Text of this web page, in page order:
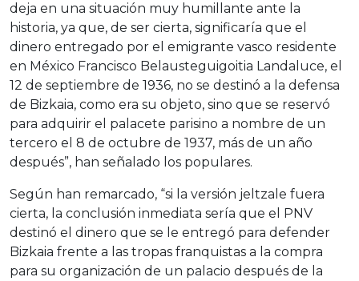
deja en una situación muy humillante ante la
historia, ya que, de ser cierta, significaría que el
dinero entregado por el emigrante vasco residente
en México Francisco Belausteguigoitia Landaluce, el
12 de septiembre de 1936, no se destinó a la defensa
de Bizkaia, como era su objeto, sino que se reservó
para adquirir el palacete parisino a nombre de un
tercero el 8 de octubre de 1937, más de un año
después”, han señalado los populares.
Según han remarcado, “si la versión jeltzale fuera
cierta, la conclusión inmediata sería que el PNV
destinó el dinero que se le entregó para defender
Bizkaia frente a las tropas franquistas a la compra
para su organización de un palacio después de la